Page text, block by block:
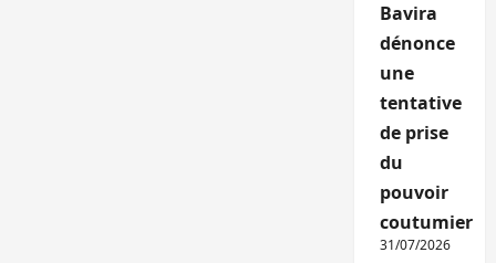
Bavira
dénonce
une
tentative
de prise
du
pouvoir
coutumier
31/07/2026